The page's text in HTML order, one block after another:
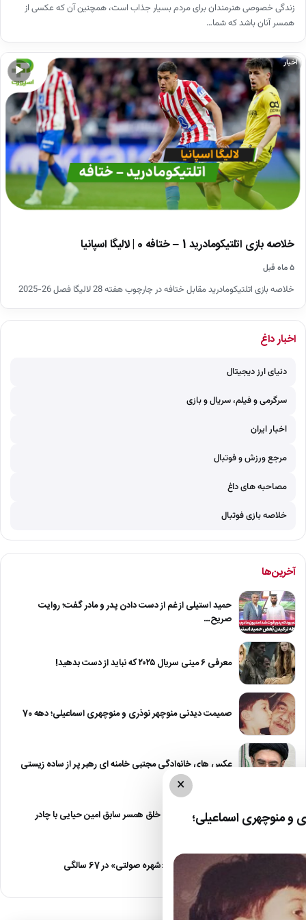
زندگی خصوصی هنرمندان برای مردم بسیار جذاب است، همچنین آن که عکسی از
همسر آنان باشد که شما…
▶
اخبار
خلاصه بازی اتلتیکومادرید 1 – ختافه 0 | لالیگا اسپانیا
۵ ماه قبل
خلاصه بازی اتلتیکومادرید مقابل ختافه در چارچوب هفته 28 لالیگا فصل 26-2025
اخبار داغ
دنیای ارز دیجیتال
سرگرمی و فیلم، سریال و بازی
اخبار ایران
مرجع ورزش و فوتبال
مصاحبه های داغ
خلاصه بازی فوتبال
آخرین‌ها
حمید استیلی از غم از دست دادن پدر و مادر گفت؛ روایت
صریح…
معرفی ۶ مینی سریال ۲۰۲۵ که نباید از دست بدهید!
صمیمت دیدنی منوچهر نوذری و منوچهری اسماعیلی؛ دهه 70
عکس های خانوادگی مجتبی خامنه ای رهبر پر از ساده زیستی
عکس| نیلوفر خوش خلق همسر سابق امین حیایی با چادر
عکس| تغییر چهره «شهره صولتی» در 67 سالگی
×
منوچهری اسماعیلی؛